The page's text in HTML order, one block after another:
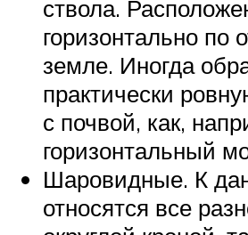
ствола.
горизонтально по
земле. Иногда
практически
с почвой, как,
горизонтальный
Шаровидные. К
относятся все